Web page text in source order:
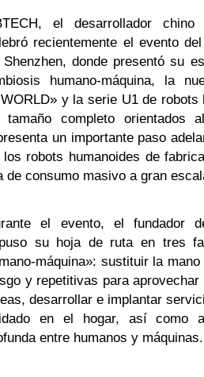
el desarrollador chino
recientemente el evento
Shenzhen, donde presentó su
humano-máquina, la
y la serie U1 de robots
tamaño completo orientados
un importante paso
los robots humanoides de
de consumo masivo a gran
el evento, el fundador
su hoja de ruta en tres
máquina»: sustituir la
y repetitivas para
desarrollar e implantar
en el hogar, así como
entre humanos y máquinas.